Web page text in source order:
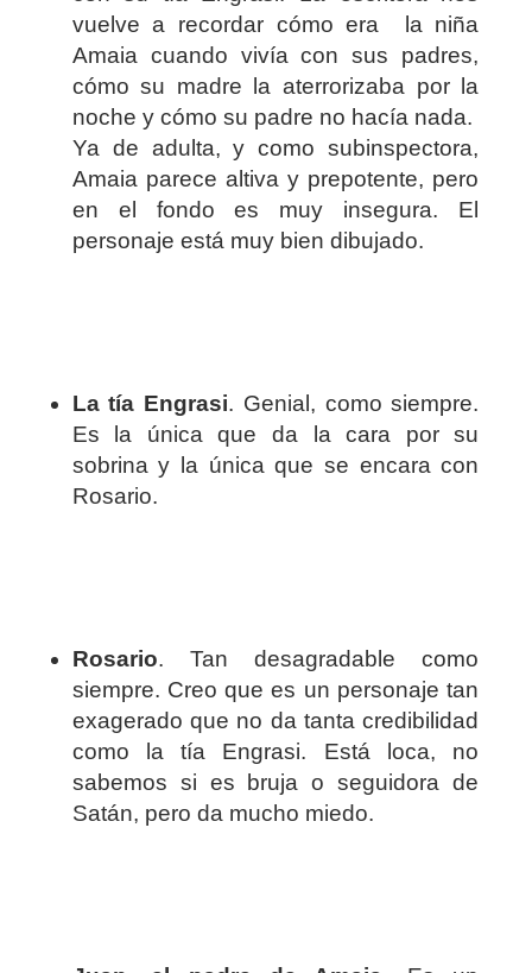
vuelve a recordar cómo era la niña
Amaia cuando vivía con sus padres,
cómo su madre la aterrorizaba por la
noche y cómo su padre no hacía nada.
Ya de adulta, y como subinspectora,
Amaia parece altiva y prepotente, pero
en el fondo es muy insegura. El
personaje está muy bien dibujado.
La tía Engrasi. Genial, como siempre.
Es la única que da la cara por su
sobrina y la única que se encara con
Rosario.
Rosario. Tan desagradable como
siempre. Creo que es un personaje tan
exagerado que no da tanta credibilidad
como la tía Engrasi. Está loca, no
sabemos si es bruja o seguidora de
Satán, pero da mucho miedo.